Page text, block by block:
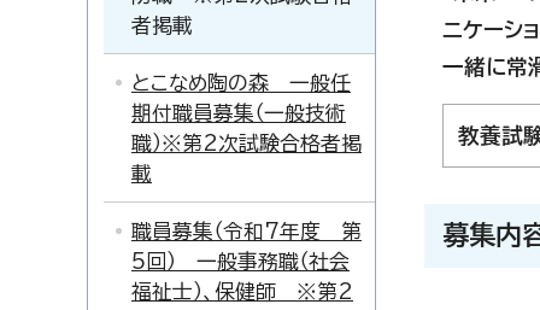
ニケーシ
一緒に常
教養試
募集内
者掲載
とこなめ陶の森 一般任
期付職員募集（一般技術
職）※第2次試験合格者掲
載
職員募集（令和7年度 第
5回） 一般事務職（社会
福祉士）、保健師 ※第2